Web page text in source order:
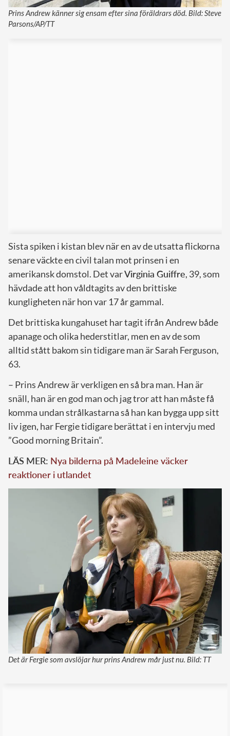
Prins Andrew känner sig ensam efter sina föräldrars död. Bild: Steve
Parsons/AP/TT
Sista spiken i kistan blev när en av de utsatta flickorna
senare väckte en civil talan mot prinsen i en
amerikansk domstol. Det varVirginia Guiffre, 39, som
hävdade att hon våldtagits av den brittiske
kungligheten när hon var 17 år gammal.
Det brittiska kungahuset har tagit ifrån Andrew både
apanage och olika hederstitlar, men en av de som
alltid stått bakom sin tidigare man är Sarah Ferguson,
63.
– Prins Andrew är verkligen en så bra man. Han är
snäll, han är en god man och jag tror att han måste få
komma undan strålkastarna så han kan bygga upp sitt
liv igen, har Fergie tidigare berättat i en intervju med
”Good morning Britain”.
LÄS MER: Nya bilderna på Madeleine väcker
reaktioner i utlandet
Det är Fergie som avslöjar hur prins Andrew mår just nu. Bild: TT